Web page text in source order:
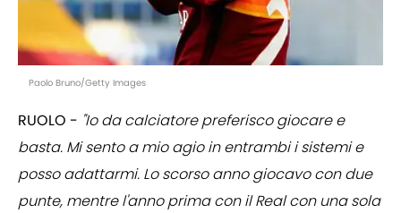
Paolo Bruno/Getty Images
RUOLO - "Io da calciatore preferisco giocare e
basta. Mi sento a mio agio in entrambi i sistemi e
posso adattarmi. Lo scorso anno giocavo con due
punte, mentre l'anno prima con il Real con una sola